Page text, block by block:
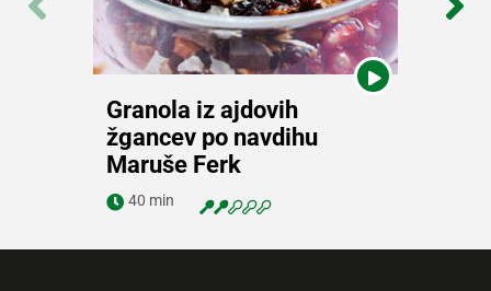
Navodila za pripravo
Ogled videa
Granola iz ajdovih
žgancev po navdihu
Maruše Ferk
40 min